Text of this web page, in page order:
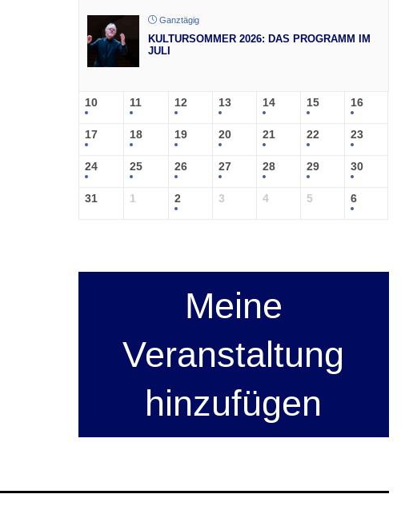
Ganztägig
KULTURSOMMER 2026: DAS PROGRAMM IM
JULI
10 11 12 13 14 15 16
17 18 19 20 21 22 23
24 25 26 27 28 29 30
31 1 2 3 4 5 6
Meine
Veranstaltung
hinzufügen